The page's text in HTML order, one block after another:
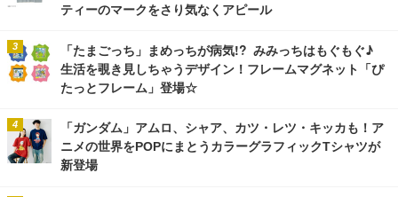
ティーのマークをさり気なくアピール
「たまごっち」まめっちが病気!? みみっちはもぐもぐ♪
生活を覗き見しちゃうデザイン！フレームマグネット「ぴ
たっとフレーム」登場☆
「ガンダム」アムロ、シャア、カツ・レツ・キッカも！ア
ニメの世界をPOPにまとうカラーグラフィックTシャツが
新登場